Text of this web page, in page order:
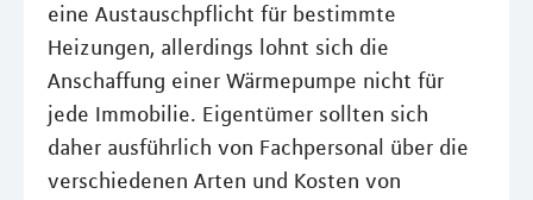
eine Austauschpflicht für bestimmte
Heizungen, allerdings lohnt sich die
Anschaffung einer Wärmepumpe nicht für
jede Immobilie. Eigentümer sollten sich
daher ausführlich von Fachpersonal über die
verschiedenen Arten und Kosten von